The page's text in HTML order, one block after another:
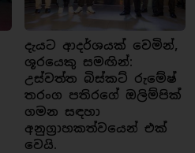
දැයට ආදර්ශයක් වෙමින්,
ශූරයෙකු සමඟින්:
උස්වත්ත බිස්කට් රුමේෂ්
තරංග පතිරගේ ඔලිම්පික්
ගමන සඳහා
අනුග්‍රාහකත්වයෙන් එක්
වෙයි.